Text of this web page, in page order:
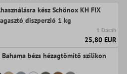
kész Schönox KH FIX
diszperzió 1 kg
1 Darab
25,80 EUR
Bahama bézs hézagtömítő szilikon